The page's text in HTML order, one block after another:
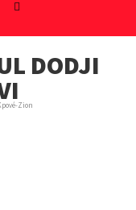
DODJI
Zion